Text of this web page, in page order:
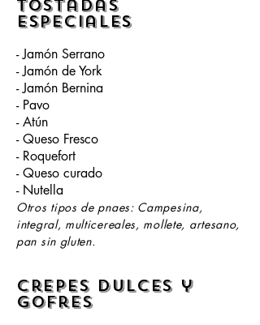
Tostadas
Especiales
- Jamón Serrano
- Jamón de York
- Jamón Bernina
- Pavo
- Atún
- Queso Fresco
- Roquefort
- Queso curado
- Nutella
Otros tipos de pnaes: Campesina,
integral, multicereales, mollete, artesano,
pan sin gluten.
Crepes dulces y
gofres